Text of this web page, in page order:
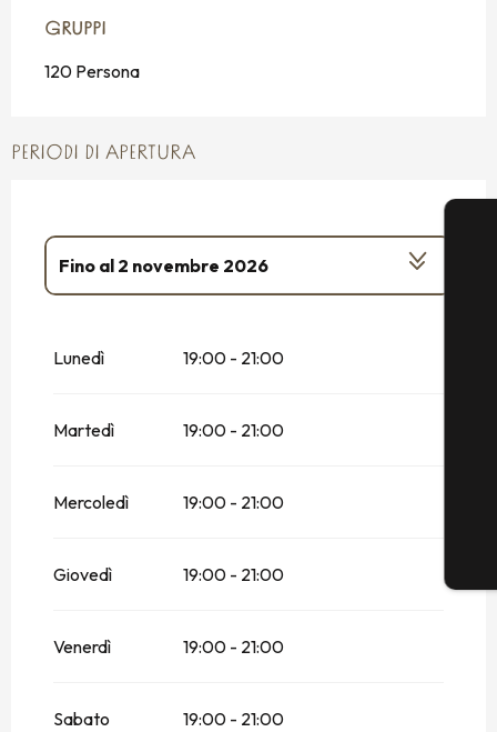
GRUPPI
GRUPPI
120 Persona
PERIODI DI APERTURA
Fino al 2 novembre 2026
Dal 20 dicembre 2026al
Lunedì 19:00 - 21:00
Martedì 19:00 - 21:00
Mercoledì 19:00 - 21:00
Giovedì 19:00 - 21:00
Venerdì 19:00 - 21:00
Sabato 19:00 - 21:00